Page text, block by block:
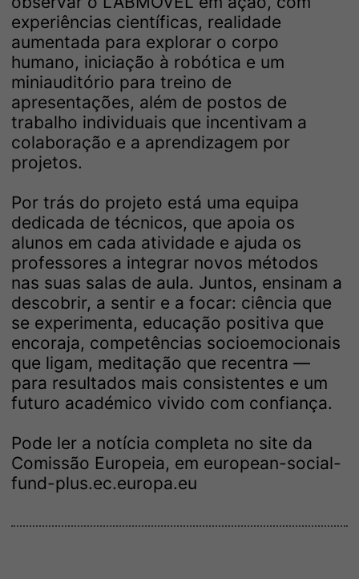
experiências científicas, realidade
aumentada para explorar o corpo
humano, iniciação à robótica e um
miniauditório para treino de
apresentações, além de postos de
trabalho individuais que incentivam a
colaboração e a aprendizagem por
projetos.
Por trás do projeto está uma equipa
dedicada de técnicos, que apoia os
alunos em cada atividade e ajuda os
professores a integrar novos métodos
nas suas salas de aula. Juntos, ensinam a
descobrir, a sentir e a focar: ciência que
se experimenta, educação positiva que
encoraja, competências socioemocionais
que ligam, meditação que recentra —
para resultados mais consistentes e um
futuro académico vivido com confiança.
Pode ler a notícia completa no site da
Comissão Europeia, em european-social-
fund-plus.ec.europa.eu